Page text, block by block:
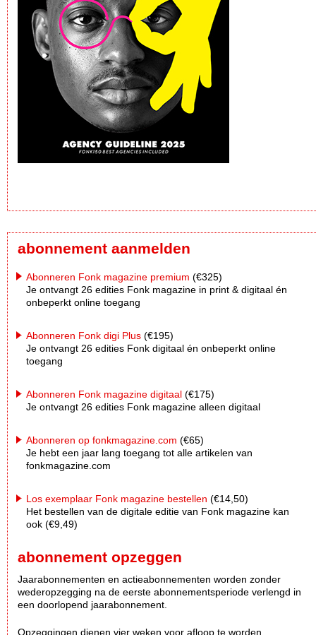
abonnement aanmelden
Abonneren Fonk magazine premium (€325)
Je ontvangt 26 edities Fonk magazine in print & digitaal én
onbeperkt online toegang
Abonneren Fonk digi Plus (€195)
Je ontvangt 26 edities Fonk digitaal én onbeperkt online
toegang
Abonneren Fonk magazine digitaal (€175)
Je ontvangt 26 edities Fonk magazine alleen digitaal
Abonneren op fonkmagazine.com (€65)
Je hebt een jaar lang toegang tot alle artikelen van
fonkmagazine.com
Los exemplaar Fonk magazine bestellen (€14,50)
Het bestellen van de digitale editie van Fonk magazine kan
ook (€9,49)
abonnement opzeggen
Jaarabonnementen en actieabonnementen worden zonder
wederopzegging na de eerste abonnementsperiode verlengd in
een doorlopend jaarabonnement.
Opzeggingen dienen vier weken voor afloop te worden